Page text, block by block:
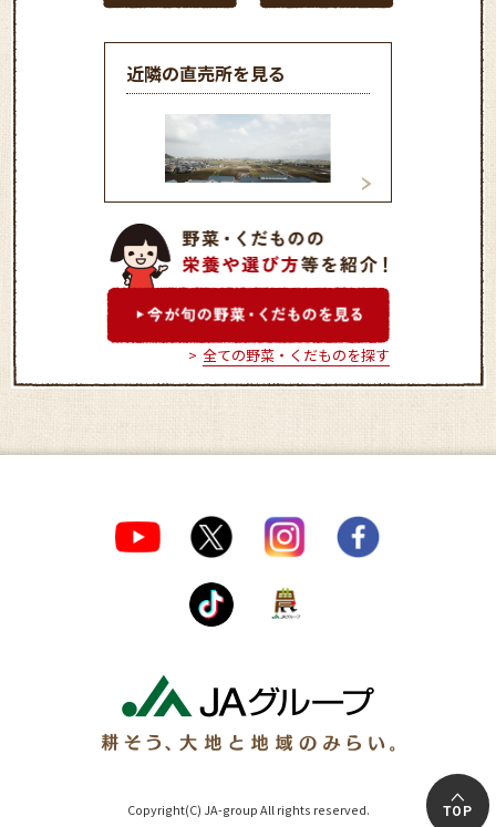
近隣の直売所を見る
喜ね舎 愛菜館
永平寺四季食彩
の里 Lpa店
全ての野菜・くだものを探す
Copyright(C) JA-group All rights reserved. TOP